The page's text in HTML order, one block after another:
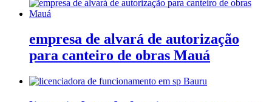
empresa de alvará de autorização
para canteiro de obras Mauá